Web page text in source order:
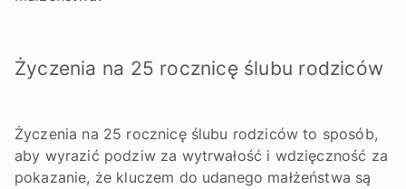
Życzenia na 25 rocznicę ślubu rodziców
Życzenia na 25 rocznicę ślubu rodziców to sposób,
aby wyrazić podziw za wytrwałość i wdzięczność za
pokazanie, że kluczem do udanego małżeństwa są